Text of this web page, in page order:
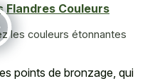
Flandres Couleurs
les couleurs étonnantes
points de bronzage, qui